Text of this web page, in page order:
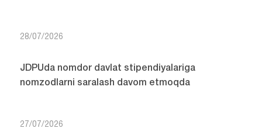
28/07/2026
JDPUda nomdor davlat stipendiyalariga
nomzodlarni saralash davom etmoqda
27/07/2026